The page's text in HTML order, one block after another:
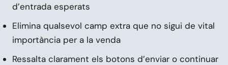
d’entrada esperats
Elimina qualsevol camp extra que no sigui de vital
importància per a la venda
Ressalta clarament els botons d’enviar o continuar